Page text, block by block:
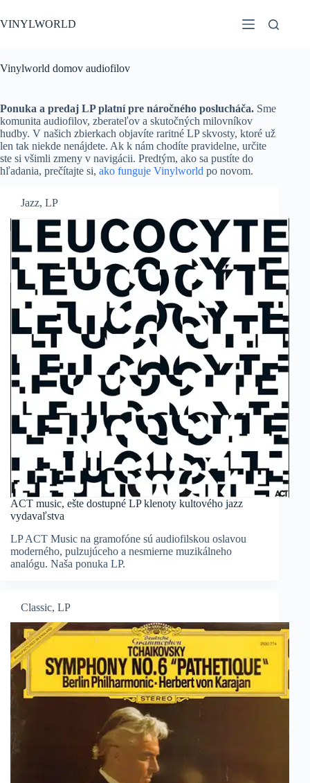
to
content
VINYLWORLD
Vinylworld domov audiofilov
Ponuka a predaj LP platní pre náročného poslucháča. Sme
komunita audiofilov, zberateľov a skutočných milovníkov
hudby. V našich zbierkach objavíte raritné LP skvosty, ktoré už
len tak niekde nenájdete. Ak k nám chodíte pravidelne, určite
ste si všimli zmeny v navigácii. Predtým, ako sa pustíte do
hľadania, prečítajte si, ako funguje Vinylworld po novom.
Jazz, LP
ACT music, ešte dostupné LP klenoty kultového jazz
vydavaľstva
LP ACT Music na gramofóne sú audiofilskou oslavou
moderného, pulzujúceho a nesmierne muzikálneho
analógu. Naša ponuka LP.
Classic, LP